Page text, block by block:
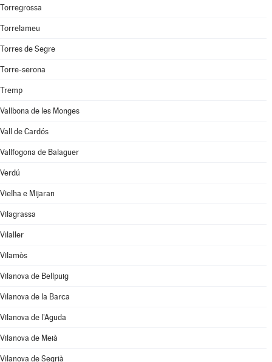
Torregrossa
Torrelameu
Torres de Segre
Torre-serona
Tremp
Vallbona de les Monges
Vall de Cardós
Vallfogona de Balaguer
Verdú
Vielha e Mijaran
Vilagrassa
Vilaller
Vilamòs
Vilanova de Bellpuig
Vilanova de la Barca
Vilanova de l'Aguda
Vilanova de Meià
Vilanova de Segrià